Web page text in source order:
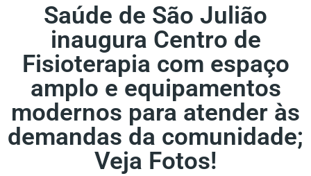
Saúde de São Julião
inaugura Centro de
Fisioterapia com espaço
amplo e equipamentos
modernos para atender às
demandas da comunidade;
Veja Fotos!